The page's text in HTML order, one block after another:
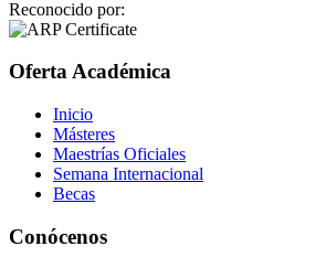
Reconocido por:
Oferta Académica
Inicio
Másteres
Maestrías Oficiales
Semana Internacional
Becas
Conócenos